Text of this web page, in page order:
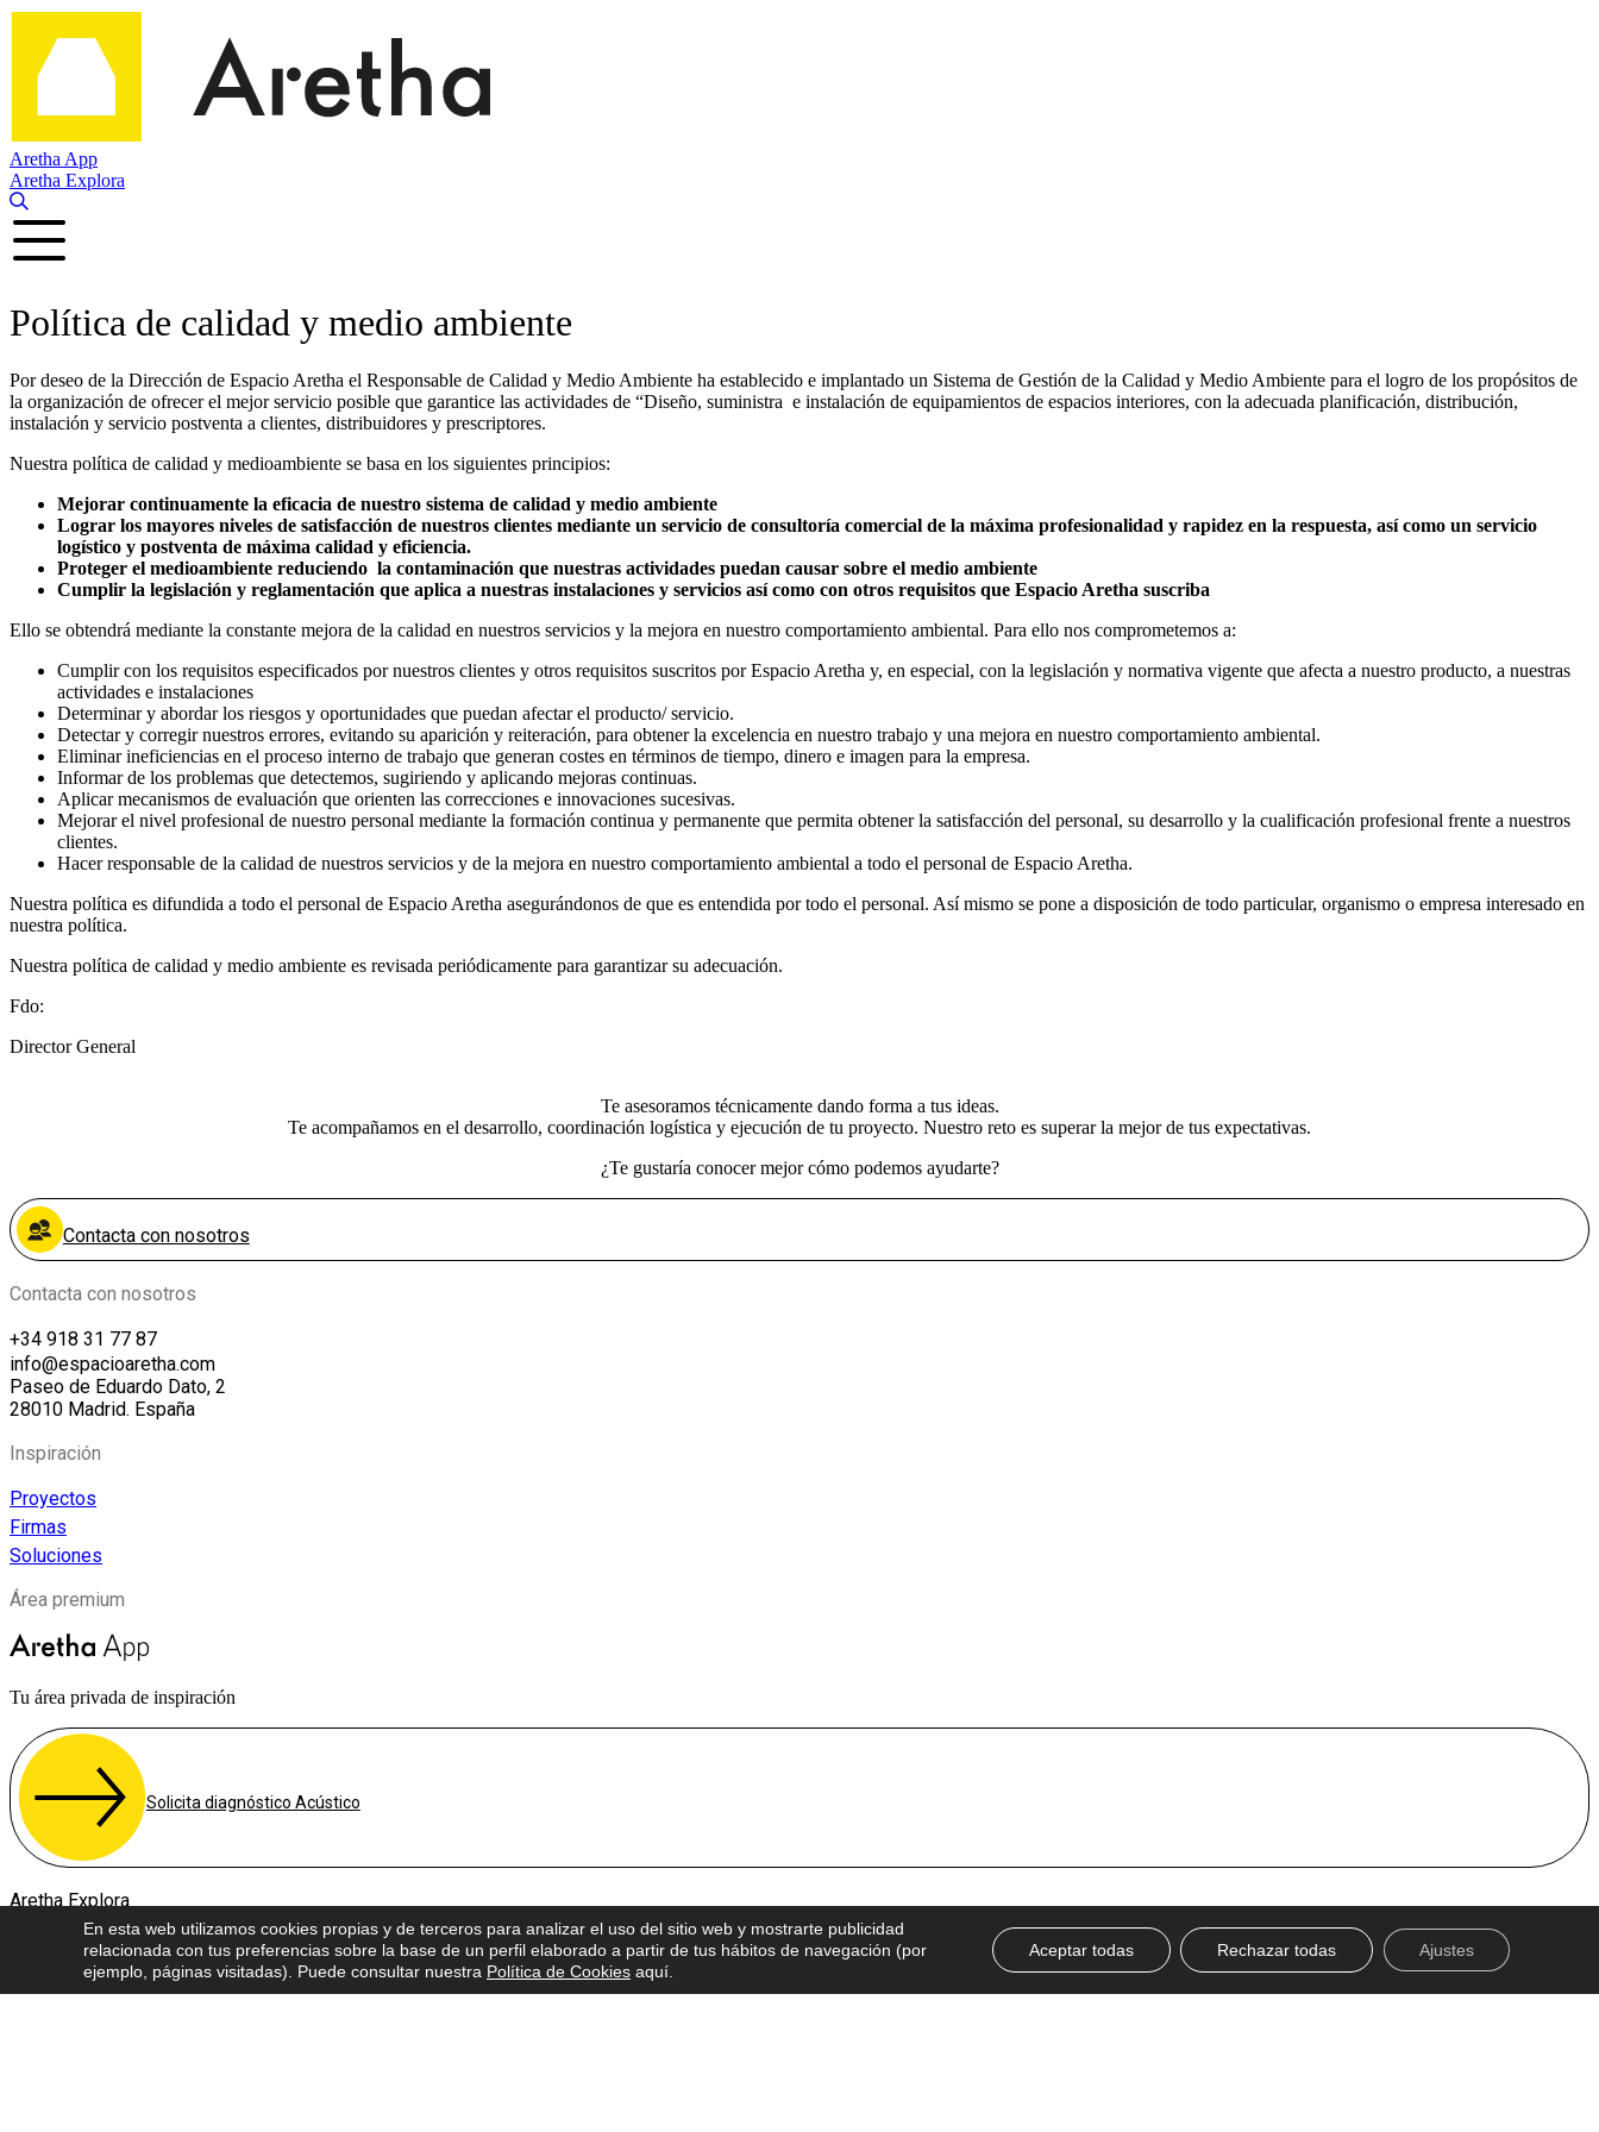
Ir
contenido
Aretha App
Aretha Explora
Política de calidad y medio ambiente​
Por deseo de la Dirección de Espacio Aretha el Responsable de Calidad y Medio Ambiente ha establecido e implantado un Sistema de Gestión de la Calidad y Medio Ambiente para el logro de los propósitos de
la organización de ofrecer el mejor servicio posible que garantice las actividades de “Diseño, suministra e instalación de equipamientos de espacios interiores, con la adecuada planificación, distribución,
instalación y servicio postventa a clientes, distribuidores y prescriptores.
Nuestra política de calidad y medioambiente se basa en los siguientes principios:
Mejorar continuamente la eficacia de nuestro sistema de calidad y medio ambiente
Lograr los mayores niveles de satisfacción de nuestros clientes mediante un servicio de consultoría comercial de la máxima profesionalidad y rapidez en la respuesta, así como un servicio
logístico y postventa de máxima calidad y eficiencia.
Proteger el medioambiente reduciendo la contaminación que nuestras actividades puedan causar sobre el medio ambiente
Cumplir la legislación y reglamentación que aplica a nuestras instalaciones y servicios así como con otros requisitos que Espacio Aretha suscriba
Ello se obtendrá mediante la constante mejora de la calidad en nuestros servicios y la mejora en nuestro comportamiento ambiental. Para ello nos comprometemos a:
Cumplir con los requisitos especificados por nuestros clientes y otros requisitos suscritos por Espacio Aretha y, en especial, con la legislación y normativa vigente que afecta a nuestro producto, a nuestras
actividades e instalaciones
Determinar y abordar los riesgos y oportunidades que puedan afectar el producto/ servicio.
Detectar y corregir nuestros errores, evitando su aparición y reiteración, para obtener la excelencia en nuestro trabajo y una mejora en nuestro comportamiento ambiental.
Eliminar ineficiencias en el proceso interno de trabajo que generan costes en términos de tiempo, dinero e imagen para la empresa.
Informar de los problemas que detectemos, sugiriendo y aplicando mejoras continuas.
Aplicar mecanismos de evaluación que orienten las correcciones e innovaciones sucesivas.
Mejorar el nivel profesional de nuestro personal mediante la formación continua y permanente que permita obtener la satisfacción del personal, su desarrollo y la cualificación profesional frente a nuestros
clientes.
Hacer responsable de la calidad de nuestros servicios y de la mejora en nuestro comportamiento ambiental a todo el personal de Espacio Aretha.
Nuestra política es difundida a todo el personal de Espacio Aretha asegurándonos de que es entendida por todo el personal. Así mismo se pone a disposición de todo particular, organismo o empresa interesado en
nuestra política.
Nuestra política de calidad y medio ambiente es revisada periódicamente para garantizar su adecuación.
Fdo:
Director General
Te asesoramos técnicamente dando forma a tus ideas.
Te acompañamos en el desarrollo, coordinación logística y ejecución de tu proyecto. Nuestro reto es superar la mejor de tus expectativas.
¿Te gustaría conocer mejor cómo podemos ayudarte?
Contacta con nosotros
Contacta con nosotros
+34 918 31 77 87
info@espacioaretha.com
Paseo de Eduardo Dato, 2
28010 Madrid. España
Inspiración
Proyectos
Firmas
Soluciones
Área premium
Tu área privada de inspiración
Solicita diagnóstico Acústico
Aretha Explora
En esta web utilizamos cookies propias y de terceros para analizar el uso del sitio web y mostrarte publicidad
relacionada con tus preferencias sobre la base de un perfil elaborado a partir de tus hábitos de navegación (por
ejemplo, páginas visitadas). Puede consultar nuestra Política de Cookies aquí.
Aceptar todas Rechazar todas Ajustes